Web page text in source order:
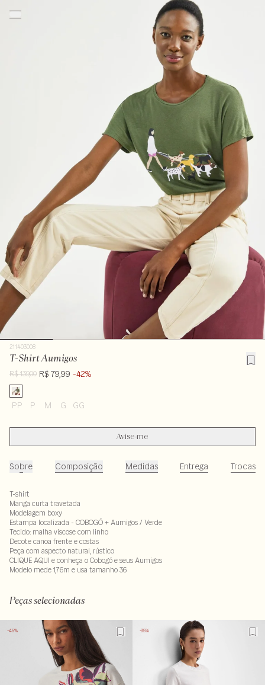
211403008
T-Shirt Aumigos
R$ 139,00 R$ 79,99 -42%
PP P M G GG
Avise-me
Sobre Composição Medidas Entrega Trocas
T-shirt
Manga curta travetada
Modelagem boxy
Estampa localizada - COBOGÓ + Aumigos / Verde
Tecido: malha viscose com linho
Decote canoa frente e costas
Peça com aspecto natural, rústico
CLIQUE AQUI e conheça o Cobogó e seus Aumigos
Modelo mede 1,76m e usa tamanho 36
Peças selecionadas
-45% -35%